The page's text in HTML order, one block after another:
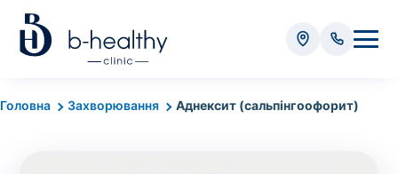
Головна Захворювання Аднексит (сальпінгоофорит)
Аналізи